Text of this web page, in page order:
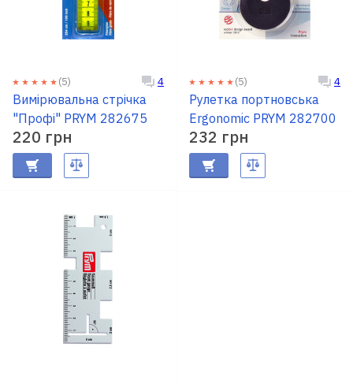
(5) 4
Вимірювальна стрічка
"Профі" PRYM 282675
220 грн
(5) 4
Рулетка портновська
Ergonomic PRYM 282700
232 грн